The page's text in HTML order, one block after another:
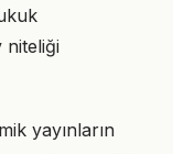
niteliği
yayınların